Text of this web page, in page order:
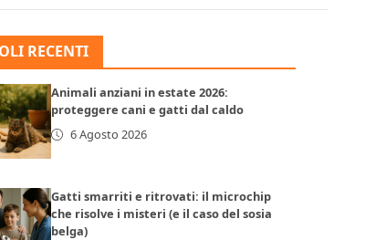
RECENTI
Animali anziani in estate 2026:
proteggere cani e gatti dal caldo
6 Agosto 2026
Gatti smarriti e ritrovati: il microchip
che risolve i misteri (e il caso del sosia
belga)